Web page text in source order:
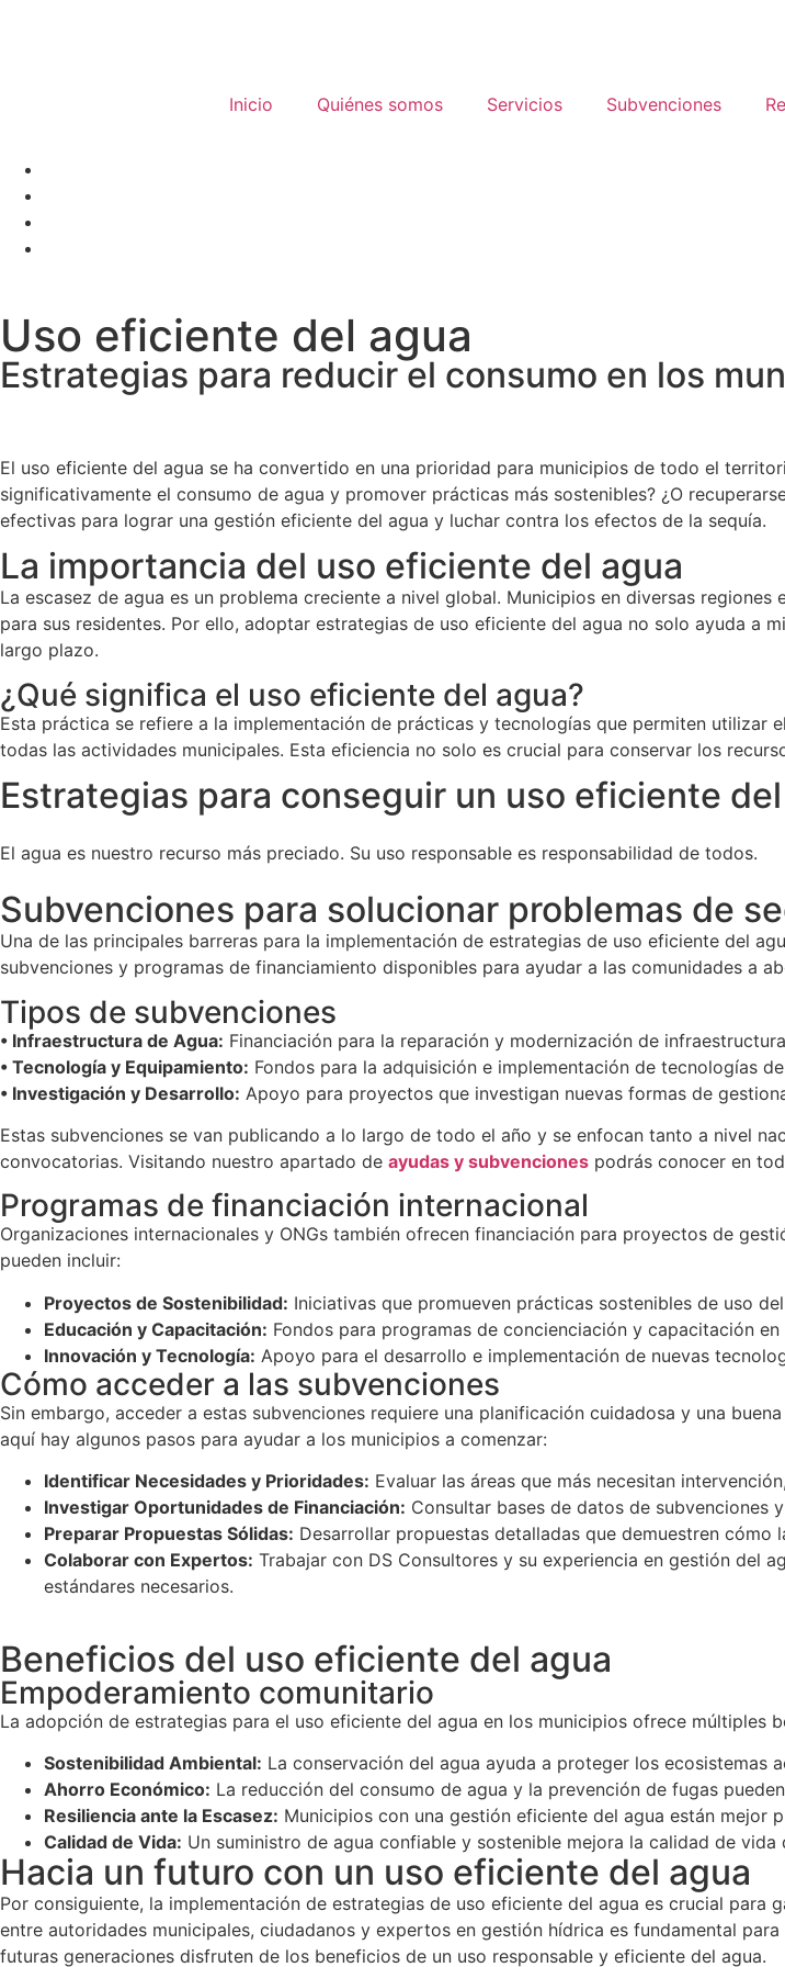
Inicio Quiénes somos Servicios Subvenciones
Uso eficiente del agua
Estrategias para reducir el consumo en los
El uso eficiente del agua se ha convertido en una prioridad para municipios de todo el
significativamente el consumo de agua y promover prácticas más sostenibles? ¿O
efectivas para lograr una gestión eficiente del agua y luchar contra los efectos de la sequía.
La importancia del uso eficiente del agua
La escasez de agua es un problema creciente a nivel global. Municipios en diversas
para sus residentes. Por ello, adoptar estrategias de uso eficiente del agua no solo ayuda a
largo plazo.
¿Qué significa el uso eficiente del agua?
Esta práctica se refiere a la implementación de prácticas y tecnologías que permiten utilizar
todas las actividades municipales. Esta eficiencia no solo es crucial para conservar los
Estrategias para conseguir un uso eficiente
El agua es nuestro recurso más preciado. Su uso responsable es responsabilidad de todos.
Subvenciones para solucionar problemas de
Una de las principales barreras para la implementación de estrategias de uso eficiente del
subvenciones y programas de financiamiento disponibles para ayudar a las comunidades a
Tipos de subvenciones
• Infraestructura de Agua: Financiación para la reparación y modernización de
• Tecnología y Equipamiento: Fondos para la adquisición e implementación de tecnologías
• Investigación y Desarrollo: Apoyo para proyectos que investigan nuevas formas de
Estas subvenciones se van publicando a lo largo de todo el año y se enfocan tanto a nivel
convocatorias. Visitando nuestro apartado de ayudas y subvenciones podrás conocer en
Programas de financiación internacional
Organizaciones internacionales y ONGs también ofrecen financiación para proyectos de
pueden incluir:
Proyectos de Sostenibilidad: Iniciativas que promueven prácticas sostenibles de uso
Educación y Capacitación: Fondos para programas de concienciación y capacitación
Innovación y Tecnología: Apoyo para el desarrollo e implementación de nuevas
Cómo acceder a las subvenciones
Sin embargo, acceder a estas subvenciones requiere una planificación cuidadosa y una
aquí hay algunos pasos para ayudar a los municipios a comenzar:
Identificar Necesidades y Prioridades: Evaluar las áreas que más necesitan
Investigar Oportunidades de Financiación: Consultar bases de datos de subvenciones
Preparar Propuestas Sólidas: Desarrollar propuestas detalladas que demuestren
Colaborar con Expertos: Trabajar con DS Consultores y su experiencia en gestión del
estándares necesarios.
Beneficios del uso eficiente del agua
Empoderamiento comunitario
La adopción de estrategias para el uso eficiente del agua en los municipios ofrece múltiples
Sostenibilidad Ambiental: La conservación del agua ayuda a proteger los ecosistemas
Ahorro Económico: La reducción del consumo de agua y la prevención de fugas
Resiliencia ante la Escasez: Municipios con una gestión eficiente del agua están mejor
Calidad de Vida: Un suministro de agua confiable y sostenible mejora la calidad de
Hacia un futuro con un uso eficiente del agua
Por consiguiente, la implementación de estrategias de uso eficiente del agua es crucial
entre autoridades municipales, ciudadanos y expertos en gestión hídrica es fundamental
futuras generaciones disfruten de los beneficios de un uso responsable y eficiente del agua.